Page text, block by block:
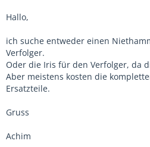
Hallo,
ich suche entweder einen
Verfolger.
Oder die Iris für den Verfolger, da
Aber meistens kosten die
Ersatzteile.
Gruss
Achim